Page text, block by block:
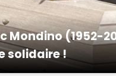
Mondino (1952-
solidaire !